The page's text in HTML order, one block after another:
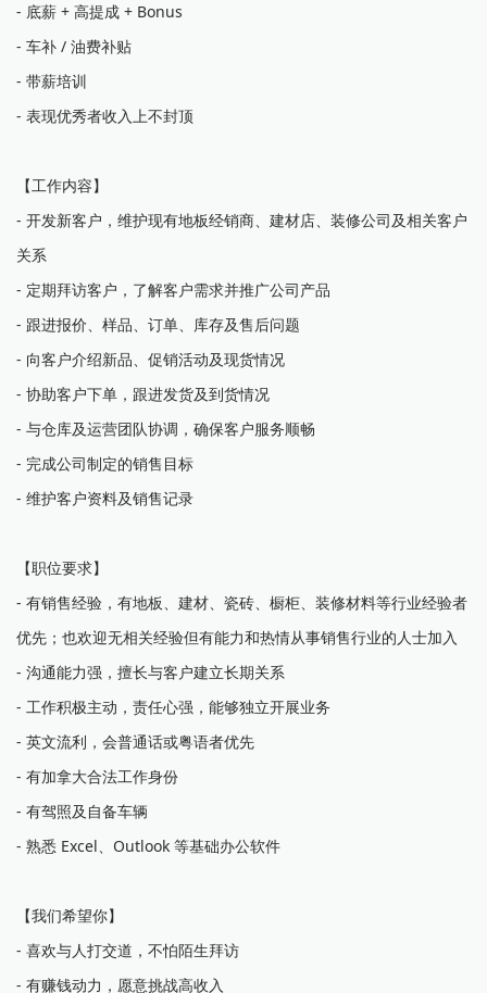
- 底薪 + 高提成 + Bonus
- 车补 / 油费补贴
- 带薪培训
- 表现优秀者收入上不封顶
【工作内容】
- 开发新客户，维护现有地板经销商、建材店、装修公司及相关客户
关系
- 定期拜访客户，了解客户需求并推广公司产品
- 跟进报价、样品、订单、库存及售后问题
- 向客户介绍新品、促销活动及现货情况
- 协助客户下单，跟进发货及到货情况
- 与仓库及运营团队协调，确保客户服务顺畅
- 完成公司制定的销售目标
- 维护客户资料及销售记录
【职位要求】
- 有销售经验，有地板、建材、瓷砖、橱柜、装修材料等行业经验者
优先；也欢迎无相关经验但有能力和热情从事销售行业的人士加入
- 沟通能力强，擅长与客户建立长期关系
- 工作积极主动，责任心强，能够独立开展业务
- 英文流利，会普通话或粤语者优先
- 有加拿大合法工作身份
- 有驾照及自备车辆
- 熟悉 Excel、Outlook 等基础办公软件
【我们希望你】
- 喜欢与人打交道，不怕陌生拜访
- 有赚钱动力，愿意挑战高收入